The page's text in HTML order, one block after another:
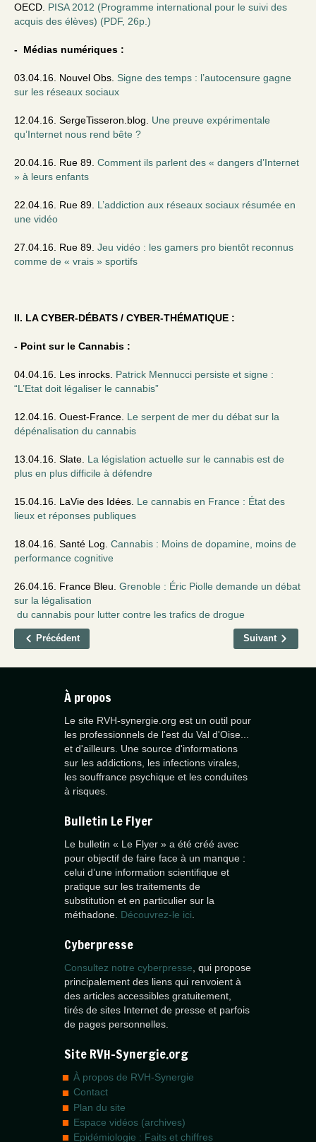
OECD. PISA 2012 (Programme international pour le suivi des
acquis des élèves) (PDF, 26p.)
- Médias numériques :
03.04.16. Nouvel Obs. Signe des temps : l’autocensure gagne
sur les réseaux sociaux
12.04.16. SergeTisseron.blog. Une preuve expérimentale
qu’Internet nous rend bête ?
20.04.16. Rue 89. Comment ils parlent des « dangers d’Internet
» à leurs enfants
22.04.16. Rue 89. L’addiction aux réseaux sociaux résumée en
une vidéo
27.04.16. Rue 89. Jeu vidéo : les gamers pro bientôt reconnus
comme de « vrais » sportifs
II. LA CYBER-DÉBATS / CYBER-THÉMATIQUE :
- Point sur le Cannabis :
04.04.16. Les inrocks. Patrick Mennucci persiste et signe :
“L’Etat doit légaliser le cannabis”
12.04.16. Ouest-France. Le serpent de mer du débat sur la
dépénalisation du cannabis
13.04.16. Slate. La législation actuelle sur le cannabis est de
plus en plus difficile à défendre
15.04.16. LaVie des Idées. Le cannabis en France : État des
lieux et réponses publiques
18.04.16. Santé Log. Cannabis : Moins de dopamine, moins de
performance cognitive
26.04.16. France Bleu. Grenoble : Éric Piolle demande un débat
sur la légalisation
du cannabis pour lutter contre les trafics de drogue
Précédent Suivant
À propos
Le site RVH-synergie.org est un outil pour
les professionnels de l'est du Val d'Oise...
et d'ailleurs. Une source d'informations
sur les addictions, les infections virales,
les souffrance psychique et les conduites
à risques.
Bulletin Le Flyer
Le bulletin « Le Flyer » a été créé avec
pour objectif de faire face à un manque :
celui d’une information scientifique et
pratique sur les traitements de
substitution et en particulier sur la
méthadone. Découvrez-le ici
Cyberpresse
Consultez notre cyberpresse , qui propose
principalement des liens qui renvoient à
des articles accessibles gratuitement,
tirés de sites Internet de presse et parfois
de pages personnelles.
Site RVH-Synergie.org
À propos de RVH-Synergie
Contact
Plan du site
Espace vidéos (archives)
Epidémiologie : Faits et chiffres